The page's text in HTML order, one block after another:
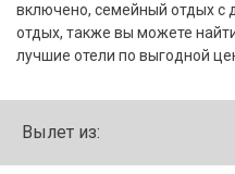
включено, семейный отдых
отдых, также вы можете
лучшие отели по выгодной
Вылет из:
Большой Сочи
Кав Мин Воды
Экскурсионные туры